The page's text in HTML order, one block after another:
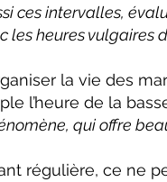
ces intervalles,
les heures vulgaires
la vie des
l’heure de la
qui offre
régulière, ce ne